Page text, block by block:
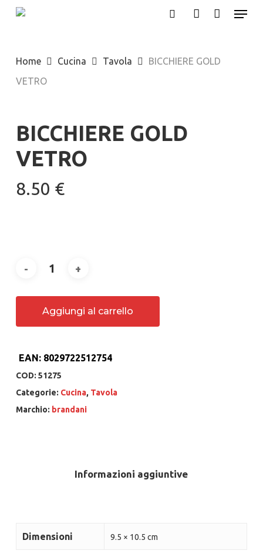
Skip
content
Menu
Home Cucina Tavola
BICCHIERE GOLD
VETRO
BICCHIERE GOLD
VETRO
8.50 €
Aggiungi al carrello
EAN: 8029722512754
COD: 51275
Categorie: Cucina, Tavola
Marchio: brandani
Informazioni aggiuntive
Dimensioni 9.5 × 10.5 cm